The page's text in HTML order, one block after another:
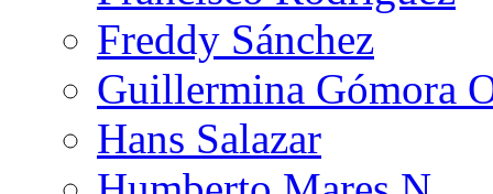
Freddy Sánchez
Guillermina Gómora
Hans Salazar